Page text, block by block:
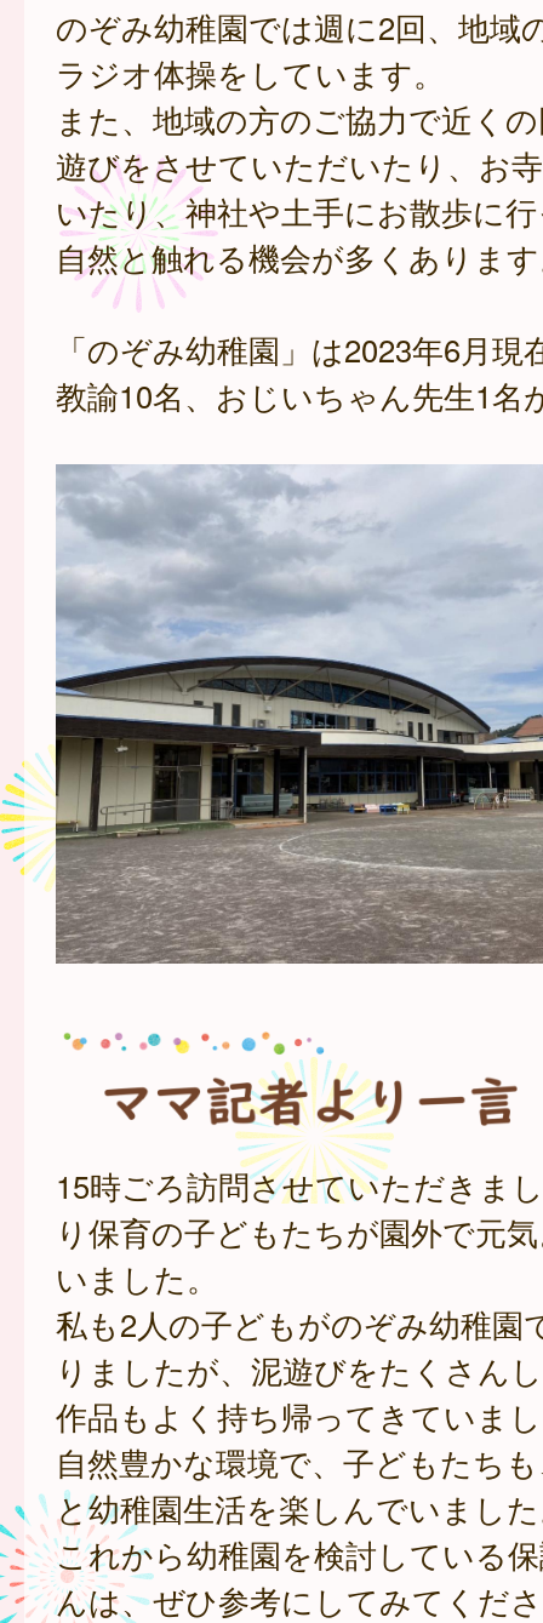
のぞみ幼稚園では週に2回、地域
ラジオ体操をしています。
また、地域の方のご協力で近く
遊びをさせていただいたり、お
いたり、神社や土手にお散歩に
自然と触れる機会が多くありま
「のぞみ幼稚園」は2023年6月現
教諭10名、おじいちゃん先生1名
15時ごろ訪問させていただきま
り保育の子どもたちが園外で元
いました。
私も2人の子どもがのぞみ幼稚園
りましたが、泥遊びをたくさん
作品もよく持ち帰ってきていま
自然豊かな環境で、子どもたち
と幼稚園生活を楽しんでいまし
これから幼稚園を検討している
んは、ぜひ参考にしてみてくだ